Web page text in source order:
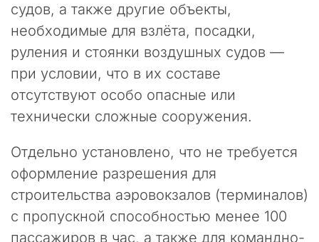
судов, а также другие объекты,
необходимые для взлёта, посадки,
руления и стоянки воздушных судов —
при условии, что в их составе
отсутствуют особо опасные или
технически сложные сооружения.
Отдельно установлено, что не требуется
оформление разрешения для
строительства аэровокзалов (терминалов)
с пропускной способностью менее 100
пассажиров в час, а также для командно-
и
е
н
е
с
о
л
к
м
е
с